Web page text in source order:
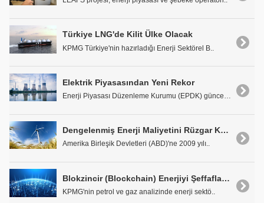
Türkiye LNG'de Kilit Ülke Olacak
KPMG Türkiye'nin hazırladığı Enerji Sektörel B..
Elektrik Piyasasından Yeni Rekor
Enerji Piyasası Düzenleme Kurumu (EPDK) güncel ele..
Dengelenmiş Enerji Maliyetini Rüzgar Kulesinin Boyunu Yükselterek Düşürebilir Miyiz?
Amerika Birleşik Devletleri (ABD)'ne 2009 yılı..
Blokzincir (Blockchain) Enerjiyi Şeffaflaştırıyor
KPMG'nin petrol ve gaz analizinde enerji sektö..